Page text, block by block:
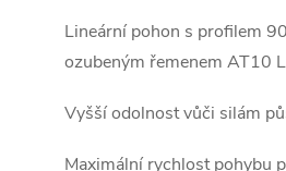
Lineární pohon s profilem
ozubeným řemenem AT10
Vyšší odolnost vůči silám
Maximální rychlost pohybu